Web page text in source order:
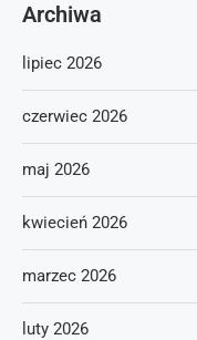
Archiwa
lipiec 2026
czerwiec 2026
maj 2026
kwiecień 2026
marzec 2026
luty 2026